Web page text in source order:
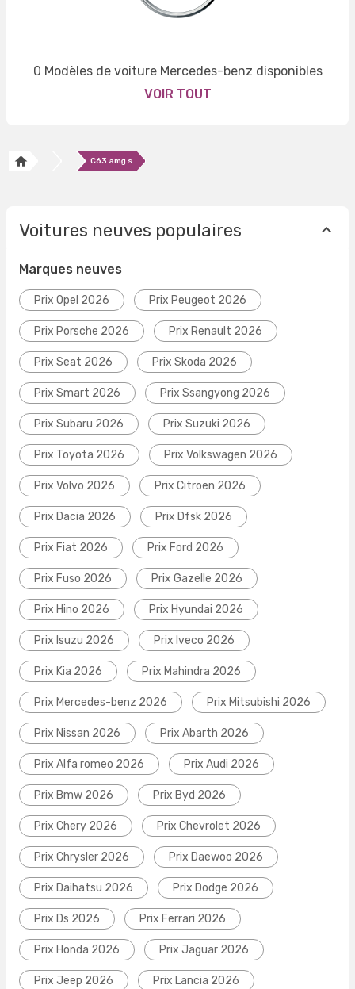
0 Modèles de voiture Mercedes-benz disponibles
VOIR TOUT
... ... C63 amg s
Voitures neuves populaires
Marques neuves
Prix Opel 2026 Prix Peugeot 2026
Prix Porsche 2026 Prix Renault 2026
Prix Seat 2026 Prix Skoda 2026
Prix Smart 2026 Prix Ssangyong 2026
Prix Subaru 2026 Prix Suzuki 2026
Prix Toyota 2026 Prix Volkswagen 2026
Prix Volvo 2026 Prix Citroen 2026
Prix Dacia 2026 Prix Dfsk 2026
Prix Fiat 2026 Prix Ford 2026
Prix Fuso 2026 Prix Gazelle 2026
Prix Hino 2026 Prix Hyundai 2026
Prix Isuzu 2026 Prix Iveco 2026
Prix Kia 2026 Prix Mahindra 2026
Prix Mercedes-benz 2026 Prix Mitsubishi 2026
Prix Nissan 2026 Prix Abarth 2026
Prix Alfa romeo 2026 Prix Audi 2026
Prix Bmw 2026 Prix Byd 2026
Prix Chery 2026 Prix Chevrolet 2026
Prix Chrysler 2026 Prix Daewoo 2026
Prix Daihatsu 2026 Prix Dodge 2026
Prix Ds 2026 Prix Ferrari 2026
Prix Honda 2026 Prix Jaguar 2026
Prix Jeep 2026 Prix Lancia 2026